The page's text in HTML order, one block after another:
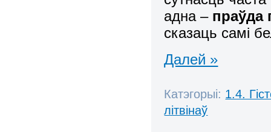
адна – праўда
сказаць самі
Далей »
Катэгорыі: 1.4.
літвінаў